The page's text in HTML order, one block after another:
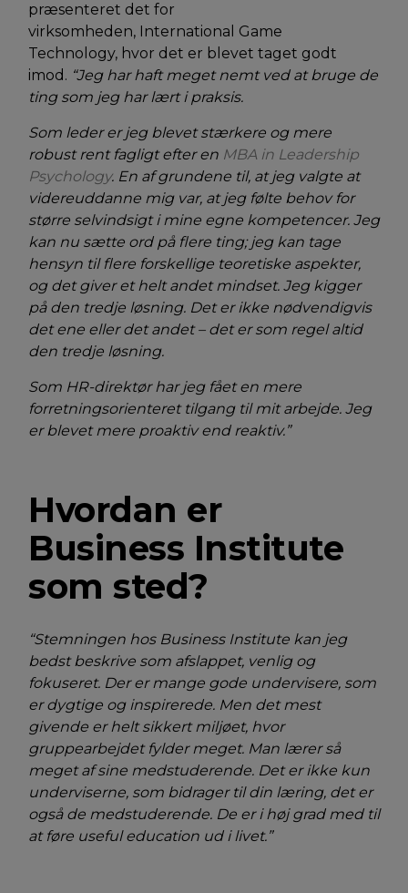
præsenteret det for
virksomheden, International Game
Technology, hvor det er blevet taget godt
imod. “Jeg har haft meget nemt ved at bruge de
ting som jeg har lært i praksis.
Som leder er jeg blevet stærkere og mere
robust rent fagligt efter en MBA in Leadership
Psychology. En af grundene til, at jeg valgte at
videreuddanne mig var, at jeg følte behov for
større selvindsigt i mine egne kompetencer. Jeg
kan nu sætte ord på flere ting; jeg kan tage
hensyn til flere forskellige teoretiske aspekter,
og det giver et helt andet mindset. Jeg kigger
på den tredje løsning. Det er ikke nødvendigvis
det ene eller det andet – det er som regel altid
den tredje løsning.
Som HR-direktør har jeg fået en mere
forretningsorienteret tilgang til mit arbejde. Jeg
er blevet mere proaktiv end reaktiv.”
Hvordan er
Business Institute
som sted?
“Stemningen hos Business Institute kan jeg
bedst beskrive som afslappet, venlig og
fokuseret. Der er mange gode undervisere, som
er dygtige og inspirerede. Men det mest
givende er helt sikkert miljøet, hvor
gruppearbejdet fylder meget. Man lærer så
meget af sine medstuderende. Det er ikke kun
underviserne, som bidrager til din læring, det er
også de medstuderende. De er i høj grad med til
at føre useful education ud i livet.”